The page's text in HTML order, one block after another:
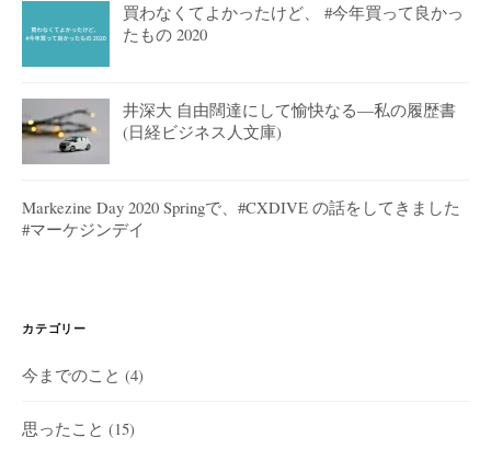
買わなくてよかったけど、 #今年買って良かっ
たもの 2020
井深大 自由闊達にして愉快なる―私の履歴書
(日経ビジネス人文庫)
Markezine Day 2020 Springで、#CXDIVE の話をしてきました
#マーケジンデイ
カテゴリー
今までのこと (4)
思ったこと (15)